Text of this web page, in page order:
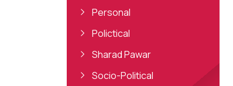
Personal
Polictical
Sharad Pawar
Socio-Political